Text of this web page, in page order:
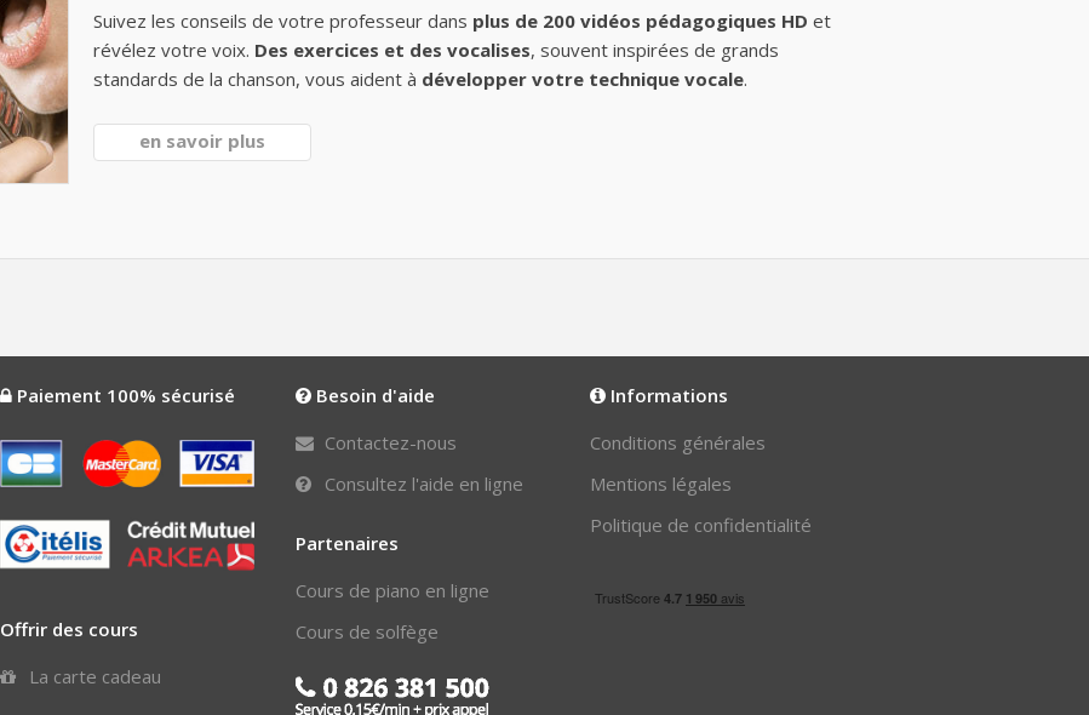
Suivez les conseils de votre professeur dans plus de 200 vidéos pédagogiques HD et
révélez votre voix. Des exercices et des vocalises, souvent inspirées de grands
standards de la chanson, vous aident à développer votre technique vocale.
en savoir plus
Paiement 100% sécurisé
Offrir des cours
La carte cadeau
Besoin d'aide
Contactez-nous
Consultez l'aide en ligne
Partenaires
Cours de piano en ligne
Cours de solfège
Informations
Conditions générales
Mentions légales
Politique de confidentialité